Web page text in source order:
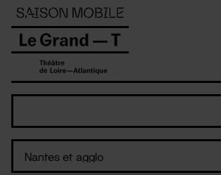
Panneau de gestion des cookies